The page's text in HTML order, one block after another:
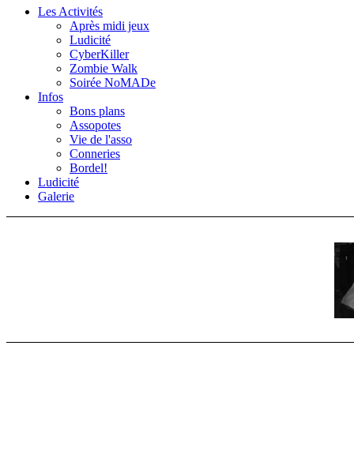
Les Activités
Après midi jeux
Ludicité
CyberKiller
Zombie Walk
Soirée NoMADe
Infos
Bons plans
Assopotes
Vie de l'asso
Conneries
Bordel!
Ludicité
Galerie